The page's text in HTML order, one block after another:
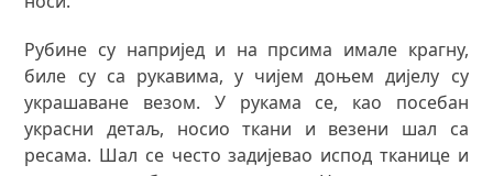
Рубине су напријед и на прсима имале крагну,
биле су са рукавима, у чијем доњем дијелу су
украшаване везом. У рукама се, као посебан
украсни детаљ, носио ткани и везени шал са
ресама. Шал се често задијевао испод тканице и